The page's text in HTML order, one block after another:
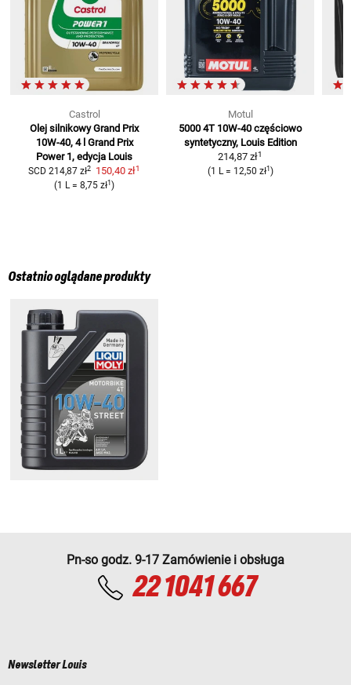
Castrol
Olej silnikowy Grand Prix
10W-40, 4 l Grand Prix
Power 1, edycja Louis
SCD 214,87 zł2 150,40 zł1
(1 L=8,75 zł1)
Motul
5000 4T 10W-40 częściowo
syntetyczny, Louis Edition
214,87 zł1
(1 L= 12,50 zł1 )
Ostatnio oglądane produkty
Pn-so godz. 9-17 Zamówienie i obsługa
22 1041 667
Newsletter Louis